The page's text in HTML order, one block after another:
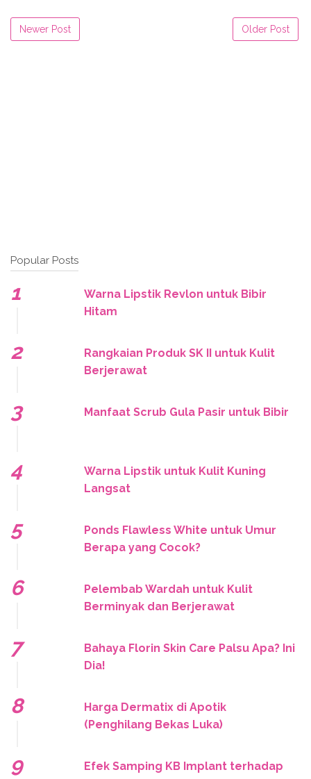
Newer Post Older Post
Popular Posts
Warna Lipstik Revlon untuk Bibir
Hitam
Rangkaian Produk SK II untuk Kulit
Berjerawat
Manfaat Scrub Gula Pasir untuk Bibir
Warna Lipstik untuk Kulit Kuning
Langsat
Ponds Flawless White untuk Umur
Berapa yang Cocok?
Pelembab Wardah untuk Kulit
Berminyak dan Berjerawat
Bahaya Florin Skin Care Palsu Apa? Ini
Dia!
Harga Dermatix di Apotik
(Penghilang Bekas Luka)
Efek Samping KB Implant terhadap